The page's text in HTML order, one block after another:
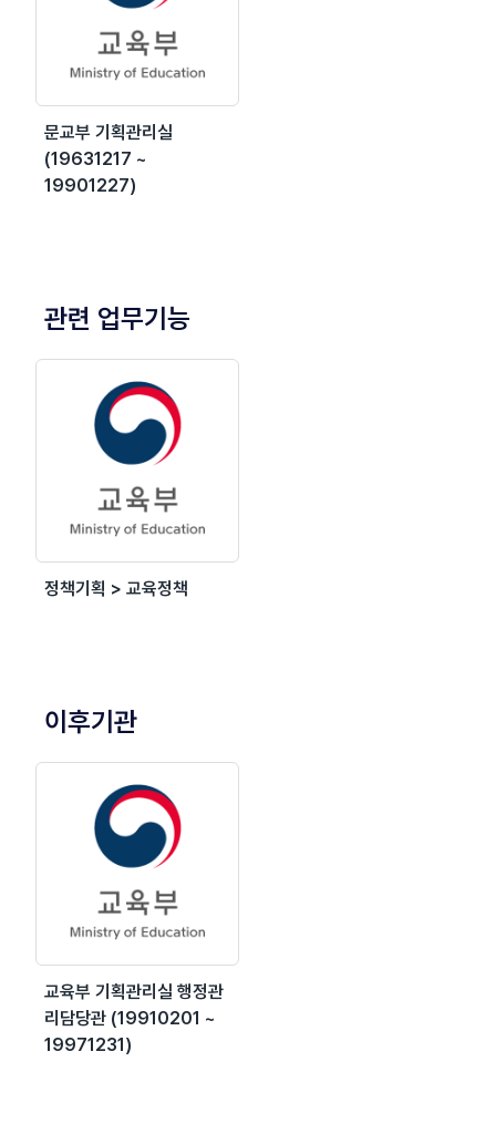
문교부 기획관리실
(19631217 ~
19901227)
관련 업무기능
정책기획 > 교육정책
이후기관
교육부 기획관리실 행정관
리담당관 (19910201 ~
19971231)